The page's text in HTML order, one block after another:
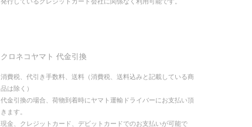
クロネコヤマト 代金引換
消費税、代引き手数料、送料（消費税、送料込みと記載している商
品は除く）
代金引換の場合、荷物到着時にヤマト運輸ドライバーにお支払い頂
きます。
現金、クレジットカード、デビットカードでのお支払いが可能で